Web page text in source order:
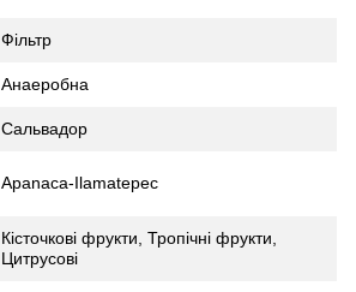
Фільтр
Анаеробна
Сальвадор
Apanaca-Ilamatepec
Кісточкові фрукти, Тропічні фрукти,
Цитрусові